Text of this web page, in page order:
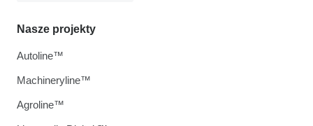
Nasze projekty
Autoline™
Machineryline™
Agroline™